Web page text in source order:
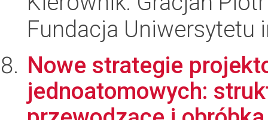
Fundacja Uniwersytetu
Nowe strategie
jednoatomowych: